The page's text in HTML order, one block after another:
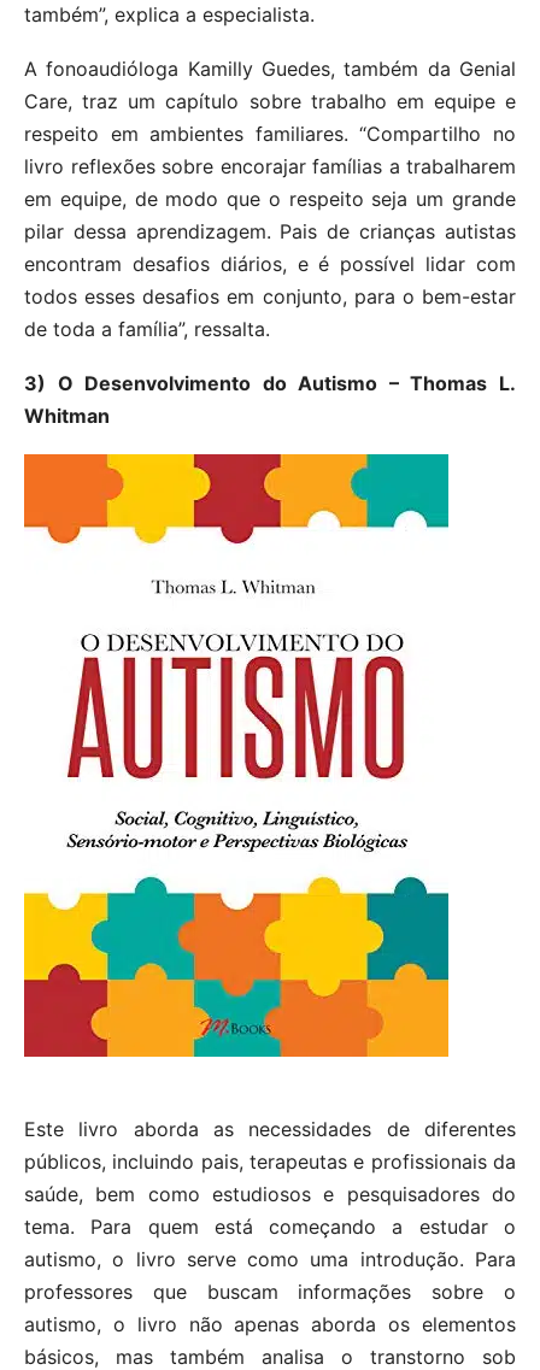
também”, explica a especialista.
A fonoaudióloga Kamilly Guedes, também da Genial
Care, traz um capítulo sobre trabalho em equipe e
respeito em ambientes familiares. “Compartilho no
livro reflexões sobre encorajar famílias a trabalharem
em equipe, de modo que o respeito seja um grande
pilar dessa aprendizagem. Pais de crianças autistas
encontram desafios diários, e é possível lidar com
todos esses desafios em conjunto, para o bem-estar
de toda a família”, ressalta.
3) O Desenvolvimento do Autismo – Thomas L.
Whitman
Este livro aborda as necessidades de diferentes
públicos, incluindo pais, terapeutas e profissionais da
saúde, bem como estudiosos e pesquisadores do
tema. Para quem está começando a estudar o
autismo, o livro serve como uma introdução. Para
professores que buscam informações sobre o
autismo, o livro não apenas aborda os elementos
básicos, mas também analisa o transtorno sob